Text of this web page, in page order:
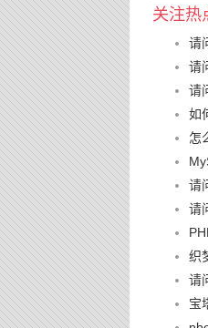
关注热
请
请
请
如
怎
请
请
织
请
宝